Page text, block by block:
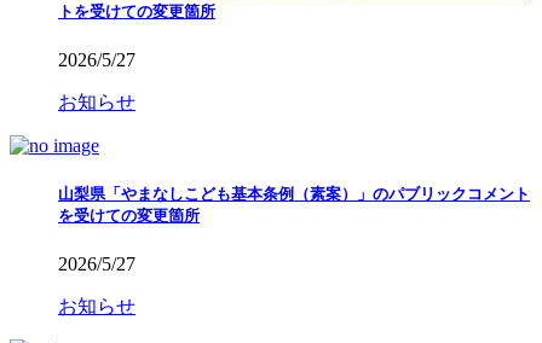
トを受けての変更箇所
2026/5/27
お知らせ
山梨県「やまなしこども基本条例（素案）」のパブリックコメント
を受けての変更箇所
2026/5/27
お知らせ